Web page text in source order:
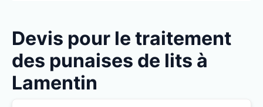
Devis pour le traitement
des punaises de lits à
Lamentin